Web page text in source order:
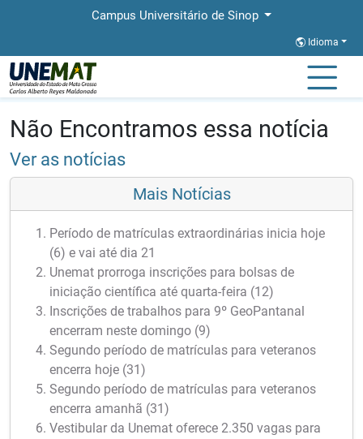
Campus Universitário de Sinop
Idioma
Página Inicial
Não Encontramos essa notícia
Ver as notícias
Mais Notícias
Período de matrículas extraordinárias inicia hoje
(6) e vai até dia 21
Unemat prorroga inscrições para bolsas de
iniciação científica até quarta-feira (12)
Inscrições de trabalhos para 9º GeoPantanal
encerram neste domingo (9)
Segundo período de matrículas para veteranos
encerra hoje (31)
Segundo período de matrículas para veteranos
encerra amanhã (31)
Vestibular da Unemat oferece 2.350 vagas para